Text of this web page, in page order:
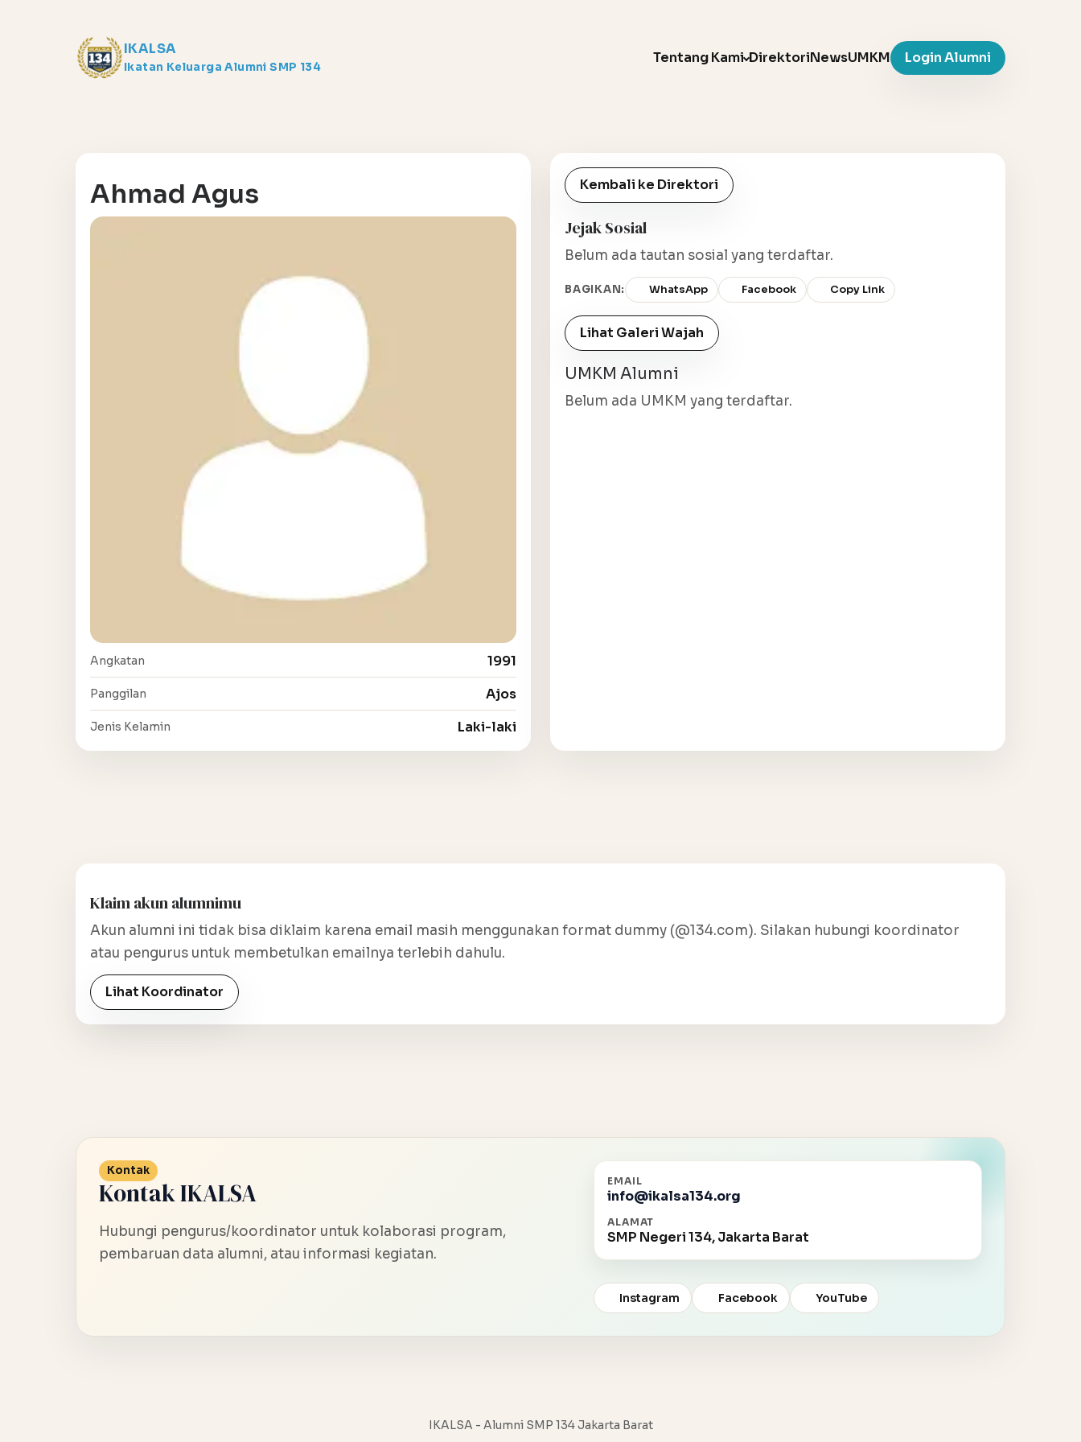
IKALSA
Ikatan Keluarga Alumni SMP 134
Tentang Kami DirektoriNewsUMKM Login Alumni
Ahmad Agus
Angkatan 1991
Panggilan Ajos
Jenis Kelamin Laki-laki
Kembali ke Direktori
Jejak Sosial
Belum ada tautan sosial yang terdaftar.
BAGIKAN: WhatsApp Facebook Copy Link
Lihat Galeri Wajah
UMKM Alumni
Belum ada UMKM yang terdaftar.
Klaim akun alumnimu
Akun alumni ini tidak bisa diklaim karena email masih menggunakan format dummy (@134.com). Silakan hubungi koordinator
atau pengurus untuk membetulkan emailnya terlebih dahulu.
Lihat Koordinator
Kontak
Kontak IKALSA
Hubungi pengurus/koordinator untuk kolaborasi program,
pembaruan data alumni, atau informasi kegiatan.
EMAIL
info@ikalsa134.org
ALAMAT
SMP Negeri 134, Jakarta Barat
Instagram Facebook YouTube
IKALSA - Alumni SMP 134 Jakarta Barat